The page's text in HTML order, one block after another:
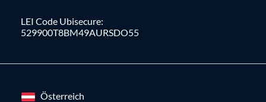
LEI Code Ubisecure:
529900T8BM49AURSDO55
Österreich